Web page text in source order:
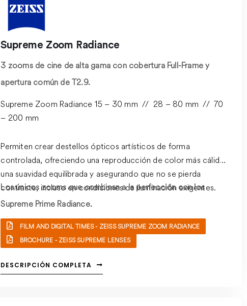
Supreme Zoom Radiance
3 zooms de cine de alta gama con cobertura Full-Frame y
apertura común de T2.9.
Supreme Zoom Radiance 15 – 30 mm // 28 – 80 mm // 70
– 200 mm
Permiten crear destellos ópticos artísticos de forma
controlada, ofreciendo una reproducción de color más cálida,
una suavidad equilibrada y asegurando que no se pierda
contraste, incluso en condiciones de iluminación exigentes.
Los únicos zooms que combinan a la perfección con los
Supreme Prime Radiance.
FILM AND DIGITAL TIMES - ZEISS SUPREME ZOOM RADIANCE
BROCHURE - ZEISS SUPREME LENSES
DESCRIPCIÓN COMPLETA